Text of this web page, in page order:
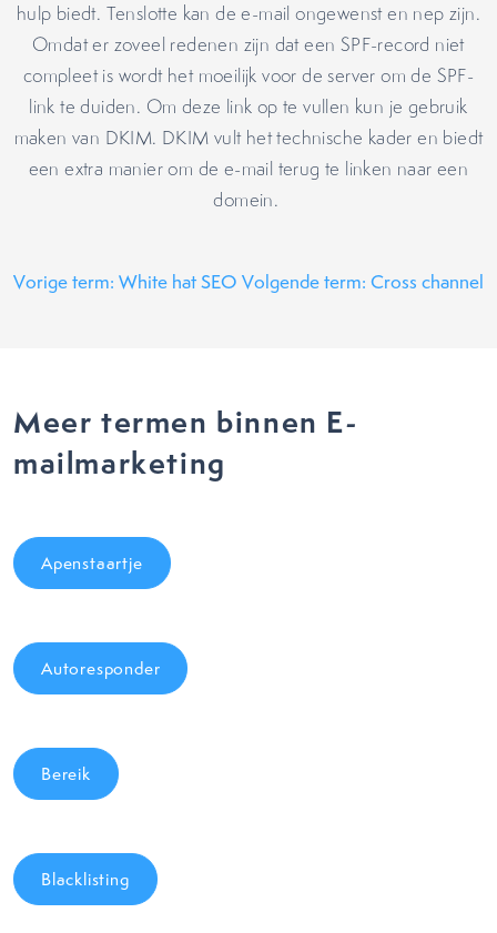
hulp biedt. Tenslotte kan de e-mail ongewenst en nep zijn.
Omdat er zoveel redenen zijn dat een SPF-record niet
compleet is wordt het moeilijk voor de server om de SPF-
link te duiden. Om deze link op te vullen kun je gebruik
maken van DKIM. DKIM vult het technische kader en biedt
een extra manier om de e-mail terug te linken naar een
domein.
Vorige term: White hat SEO Volgende term: Cross channel
Meer termen binnen E-
mailmarketing
Apenstaartje
Autoresponder
Bereik
Blacklisting